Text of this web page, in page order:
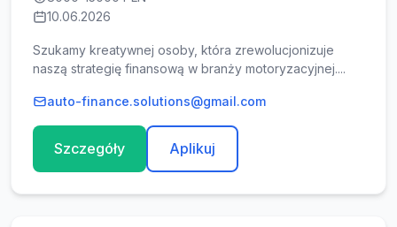
10.06.2026
Szukamy kreatywnej osoby, która zrewolucjonizuje
naszą strategię finansową w branży motoryzacyjnej....
auto-finance.solutions@gmail.com
Szczegóły Aplikuj